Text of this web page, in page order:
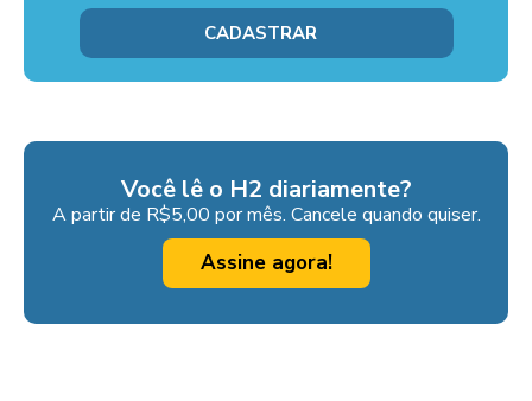
Você lê o H2 diariamente?
A partir de R$5,00 por mês. Cancele quando quiser.
Assine agora!